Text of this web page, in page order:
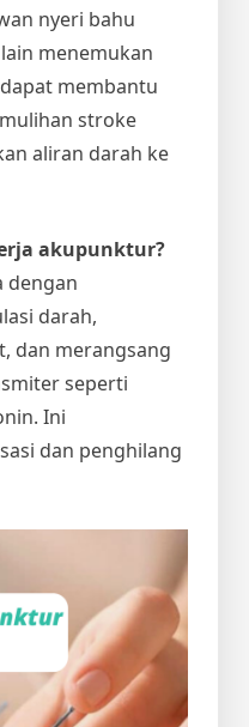
nyeri bahu
menemukan
membantu
stroke
aliran darah ke
akupunktur?
dengan
darah,
dan merangsang
seperti
Ini
dan penghilang